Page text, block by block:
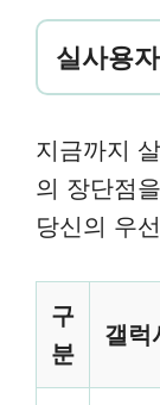
실사용
지금까지
의 장단점
당신의 우
구
분
갤럭